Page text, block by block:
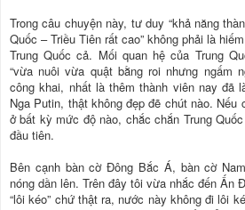
Trong câu chuyện này, tư duy “khả năng
Quốc – Triều Tiên rất cao” không phải là
Trung Quốc cả. Mối quan hệ của Trung
“vừa nuôi vừa quật bằng roi nhưng ngấm
công khai, nhất là thêm thành viên nay đã
Nga Putin, thật không đẹp đẽ chút nào. Nếu
ở bất kỳ mức độ nào, chắc chắn Trung
đầu tiên.
Bên cạnh bàn cờ Đông Bắc Á, bàn cờ
nóng dần lên. Trên đây tôi vừa nhắc đến Ấn
“lôi kéo” chứ thật ra, nước này không đi lôi